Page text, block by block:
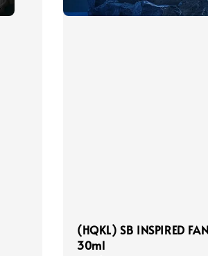
(HQKL) SB INSPIRED
30ml